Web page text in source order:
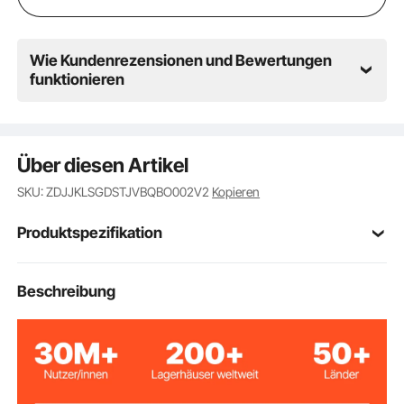
reduziert
Wie Kundenrezensionen und Bewertungen
funktionieren
Über diesen Artikel
SKU: ZDJJKLSGDSTJVBQBO002V2 Kopieren
Produktspezifikation
Artikelmodellnum
mer
Fütterungsmetho
de
Automatische Zufuhr
Beschreibung